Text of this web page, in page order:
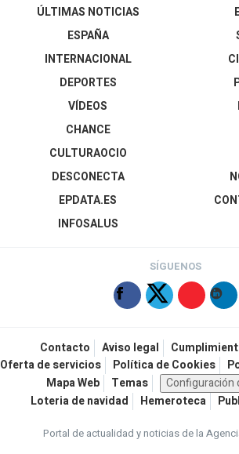
ÚLTIMAS NOTICIAS
ESPAÑA
INTERNACIONAL
DEPORTES
VÍDEOS
CHANCE
CULTURAOCIO
DESCONECTA
EPDATA.ES
INFOSALUS
SÍGUENOS
Contacto Aviso legal
Oferta de servicios
Política de Cookies
Mapa Web
Temas
Configuración
Loteria de navidad
Hemeroteca
Portal de actualidad y noticias de la